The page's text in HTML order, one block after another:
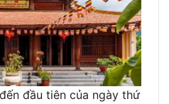
đầu tiên của ngày thứ